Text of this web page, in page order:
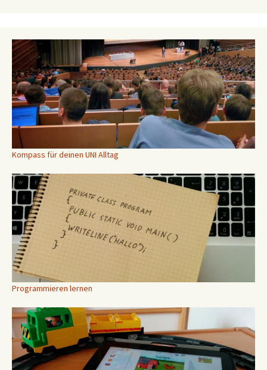
Kompass für deinen UNI Alltag
Programmieren lernen